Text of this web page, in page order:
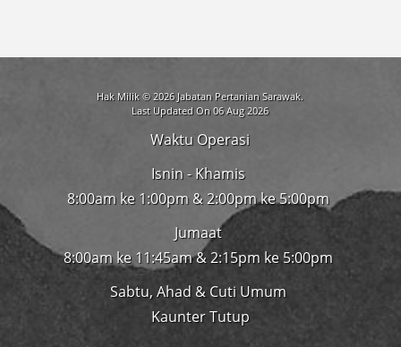
Hak Milik © 2026 Jabatan Pertanian Sarawak.
Last Updated On 06 Aug 2026
Waktu Operasi
Isnin - Khamis
8:00am ke 1:00pm & 2:00pm ke 5:00pm
Jumaat
8:00am ke 11:45am & 2:15pm ke 5:00pm
Sabtu, Ahad & Cuti Umum
Kaunter Tutup